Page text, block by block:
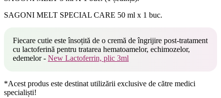
SAGONI MELT SPECIAL CARE 50 ml x 1 buc.
Fiecare cutie este însoțită de o cremă de îngrijire post-tratament
cu lactoferină pentru tratarea hematoamelor, echimozelor,
edemelor - New Lactoferrin, plic 3ml
*Acest produs este destinat utilizării exclusive de către medici
specialiști!